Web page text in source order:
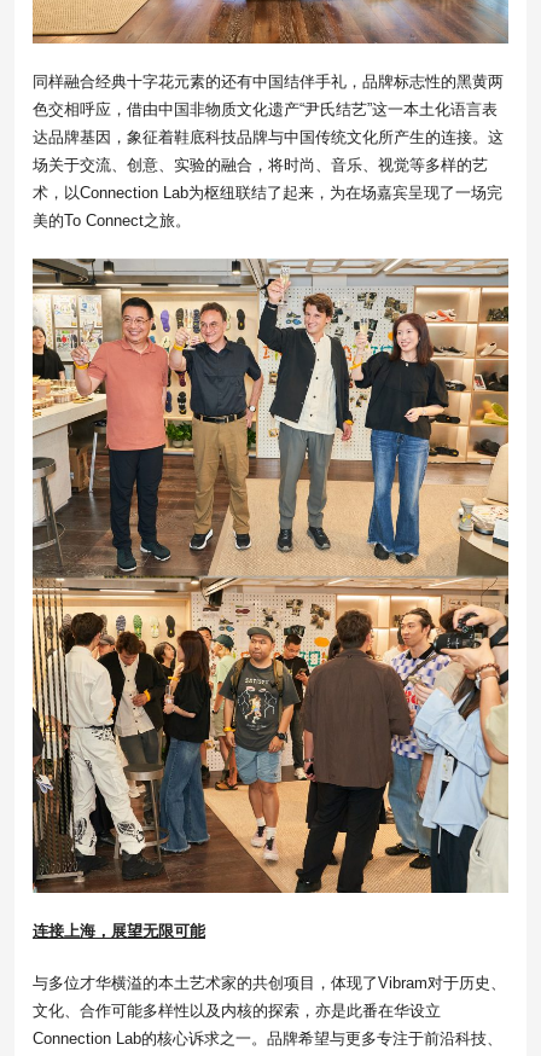
同样融合经典十字花元素的还有中国结伴手礼，品牌标志性的黑黄两
色交相呼应，借由中国非物质文化遗产“尹氏结艺”这一本土化语言表
达品牌基因，象征着鞋底科技品牌与中国传统文化所产生的连接。这
场关于交流、创意、实验的融合，将时尚、音乐、视觉等多样的艺
术，以Connection Lab为枢纽联结了起来，为在场嘉宾呈现了一场完
美的To Connect之旅。
连接上海 ，展望无限可能
与多位才华横溢的本土艺术家的共创项目，体现了Vibram对于历史、
文化、合作可能多样性以及内核的探索，亦是此番在华设立
Connection Lab的核心诉求之一。品牌希望与更多专注于前沿科技、